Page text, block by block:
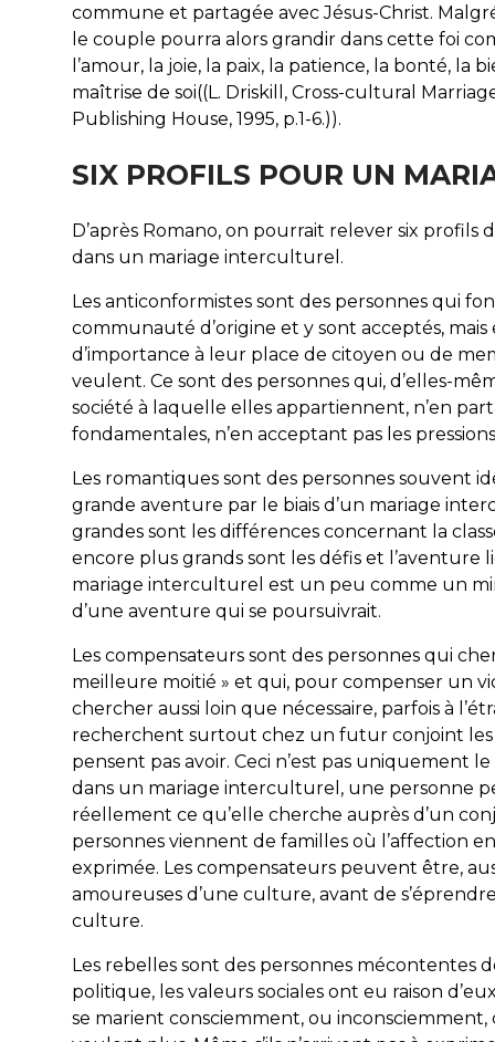
commune et partagée avec Jésus-Christ.
le couple pourra alors grandir dans cette foi
l’amour, la joie, la paix, la patience, la bonté, la
maîtrise de soi((L. Driskill, Cross-cultural
Publishing House, 1995, p.1-6.)).
SIX PROFILS POUR UN
D’après Romano, on pourrait relever six profils
dans un mariage interculturel.
Les anticonformistes sont des personnes qui
communauté d’origine et y sont acceptés,
d’importance à leur place de citoyen ou de
veulent. Ce sont des personnes qui, d’elles-
société à laquelle elles appartiennent, n’en
fondamentales, n’en acceptant pas les
Les romantiques sont des personnes souvent
grande aventure par le biais d’un mariage
grandes sont les différences concernant la
encore plus grands sont les défis et l’aventure
mariage interculturel est un peu comme un
d’une aventure qui se poursuivrait.
Les compensateurs sont des personnes qui
meilleure moitié » et qui, pour compenser un
chercher aussi loin que nécessaire, parfois à
recherchent surtout chez un futur conjoint les
pensent pas avoir. Ceci n’est pas uniquement
dans un mariage interculturel, une personne
réellement ce qu’elle cherche auprès d’un
personnes viennent de familles où l’affection
exprimée. Les compensateurs peuvent être,
amoureuses d’une culture, avant de
culture.
Les rebelles sont des personnes mécontentes
politique, les valeurs sociales ont eu raison
se marient consciemment, ou